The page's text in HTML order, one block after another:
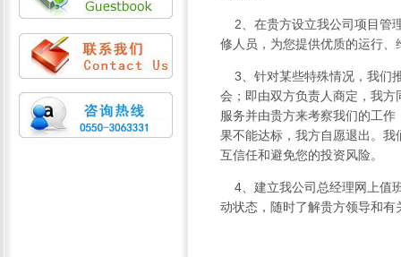
2、在贵方设立我公司项目管
修人员，为您提供优质的运行
3、针对某些特殊情况，我们
会；即由双方负责人商定，我
服务并由贵方来考察我们的工
果不能达标，我方自愿退出。
互信任和避免您的投资风险。
4、建立我公司总经理网上值
动状态，随时了解贵方领导和